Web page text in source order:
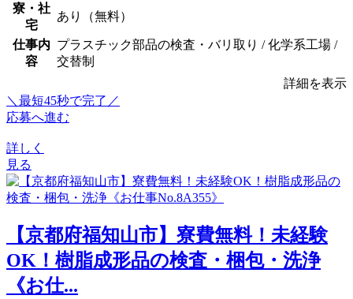
寮・社
宅
あり（無料）
仕事内
容
プラスチック部品の検査・バリ取り / 化学系工場 /
交替制
詳細を表示
＼最短45秒で完了／
応募へ進む
詳しく
見る
【京都府福知山市】寮費無料！未経験
OK！樹脂成形品の検査・梱包・洗浄
《お仕...